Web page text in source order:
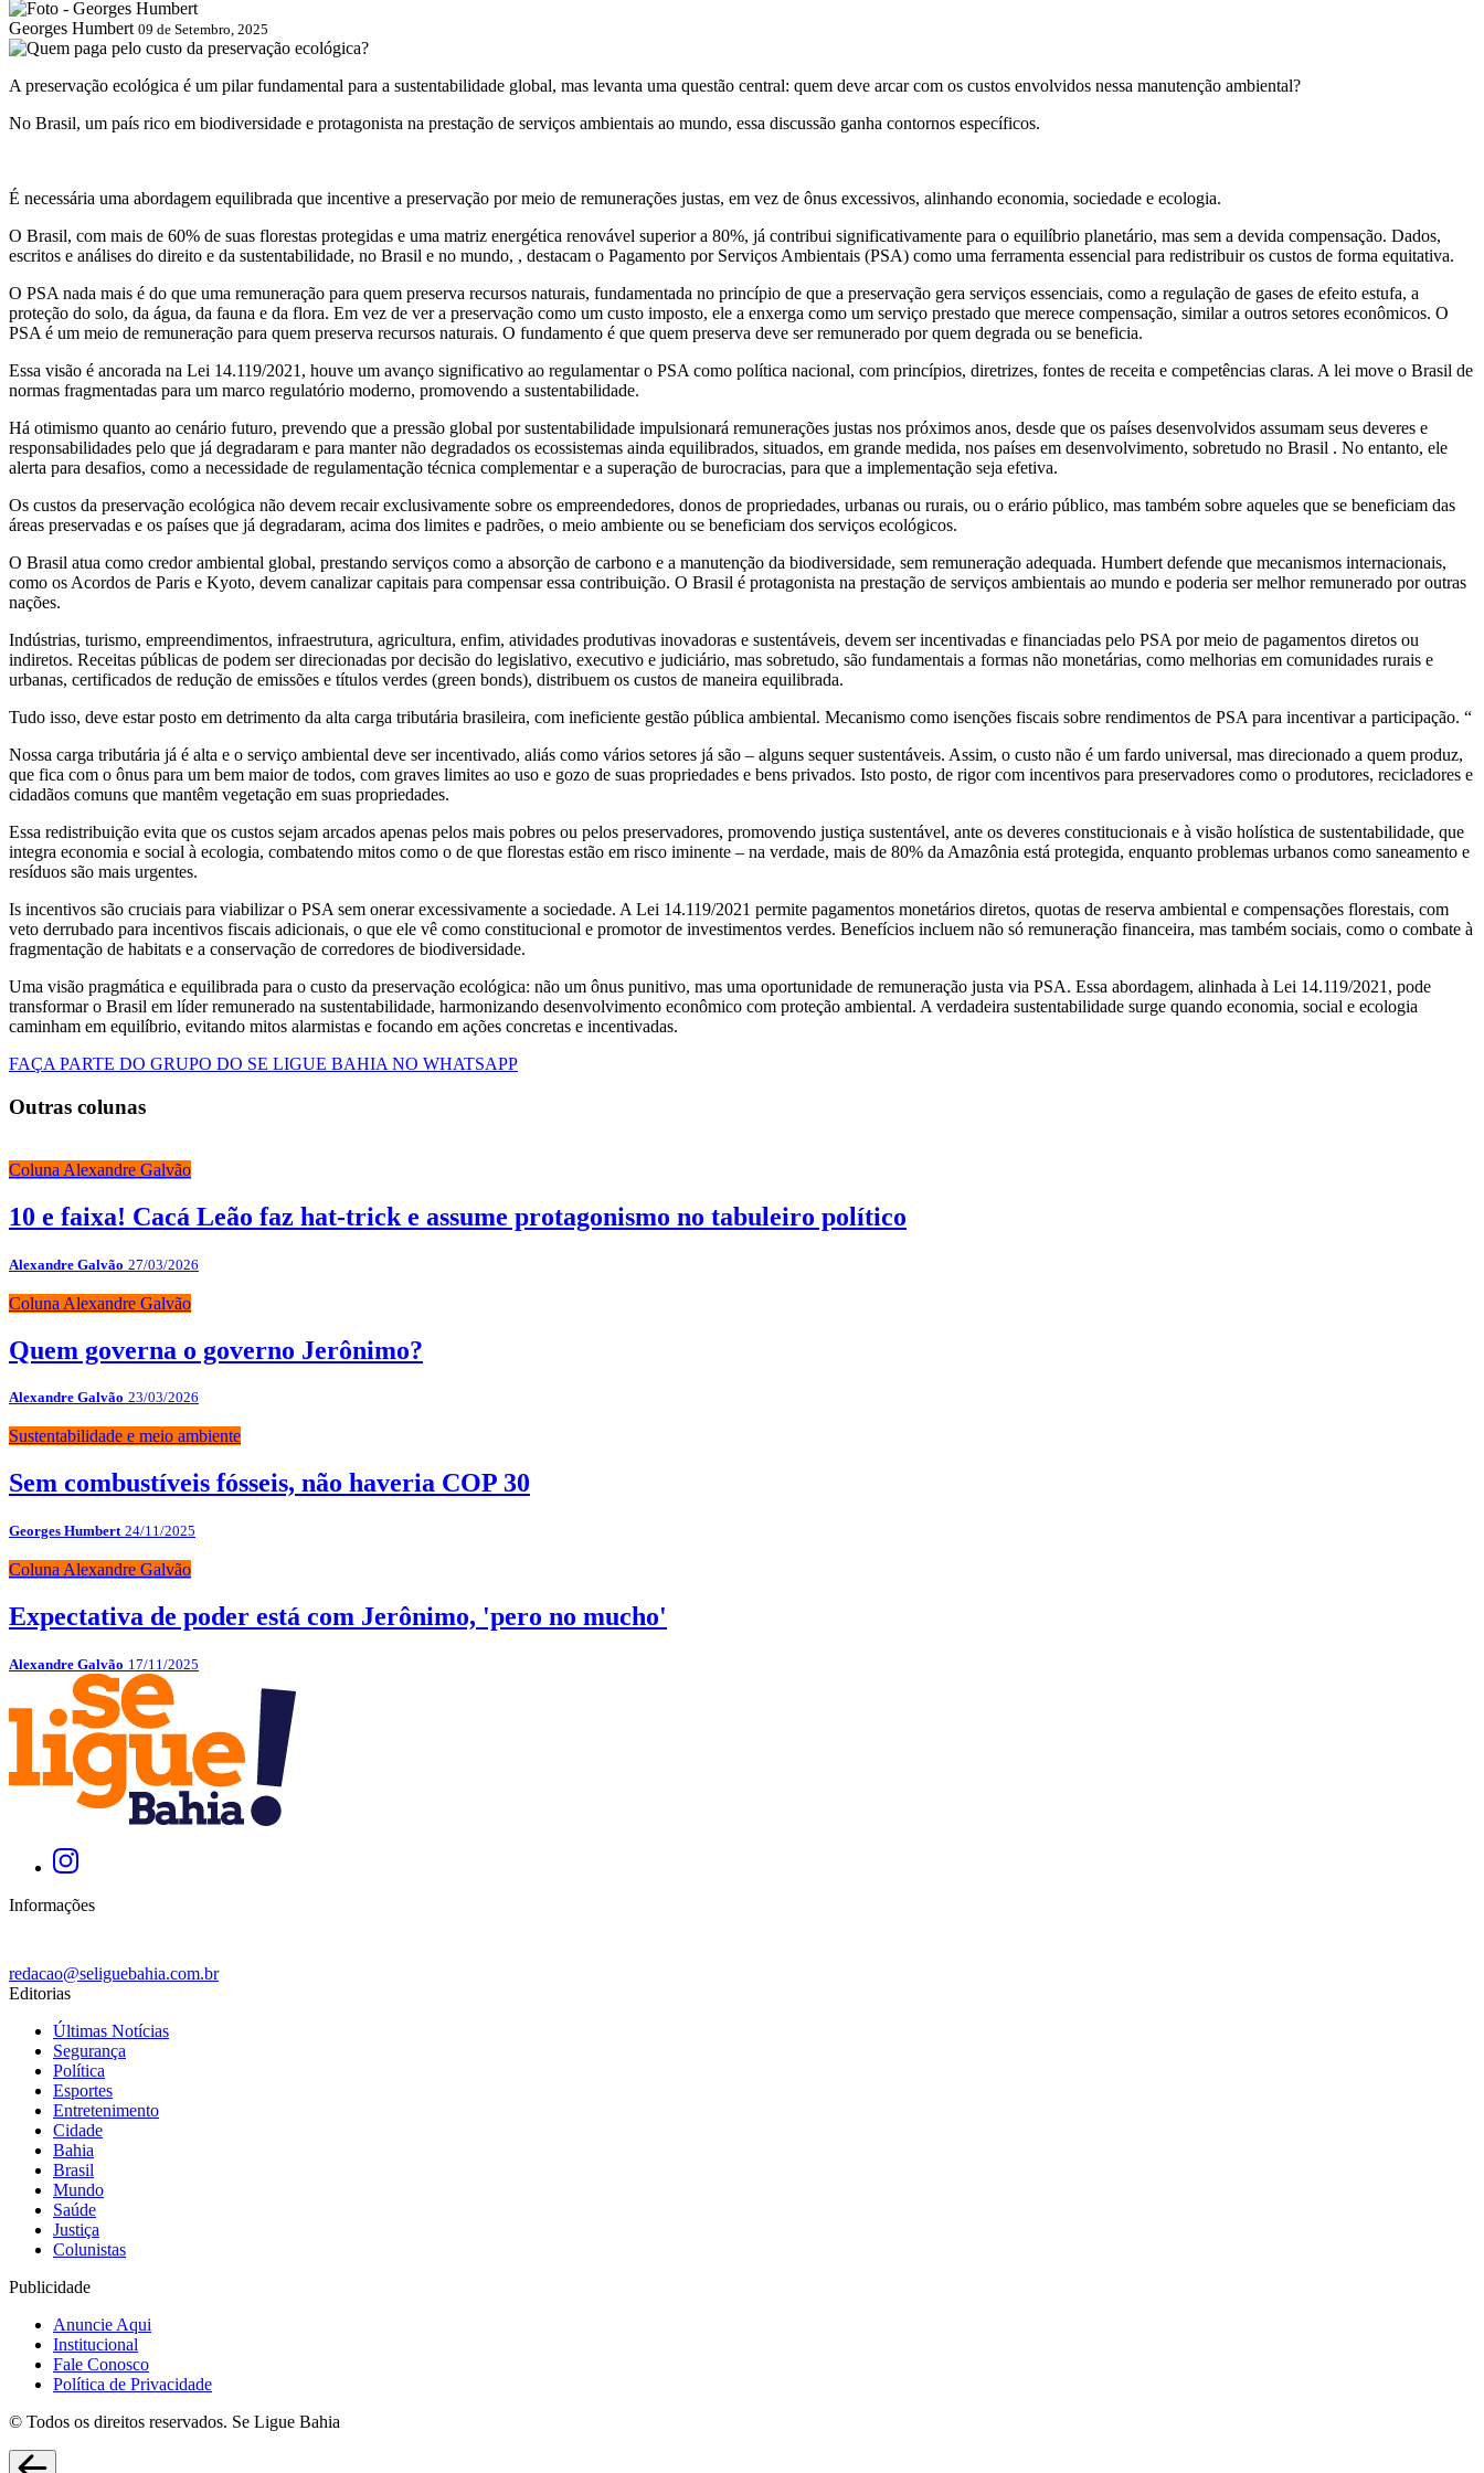
Georges Humbert 09 de Setembro, 2025
A preservação ecológica é um pilar fundamental para a sustentabilidade global, mas levanta uma questão central: quem deve arcar com os custos envolvidos nessa manutenção ambiental?
No Brasil, um país rico em biodiversidade e protagonista na prestação de serviços ambientais ao mundo, essa discussão ganha contornos específicos.
É necessária uma abordagem equilibrada que incentive a preservação por meio de remunerações justas, em vez de ônus excessivos, alinhando economia, sociedade e ecologia.
O Brasil, com mais de 60% de suas florestas protegidas e uma matriz energética renovável superior a 80%, já contribui significativamente para o equilíbrio planetário, mas sem a devida compensação. Dados,
escritos e análises do direito e da sustentabilidade, no Brasil e no mundo, , destacam o Pagamento por Serviços Ambientais (PSA) como uma ferramenta essencial para redistribuir os custos de forma equitativa.
O PSA nada mais é do que uma remuneração para quem preserva recursos naturais, fundamentada no princípio de que a preservação gera serviços essenciais, como a regulação de gases de efeito estufa, a
proteção do solo, da água, da fauna e da flora. Em vez de ver a preservação como um custo imposto, ele a enxerga como um serviço prestado que merece compensação, similar a outros setores econômicos. O
PSA é um meio de remuneração para quem preserva recursos naturais. O fundamento é que quem preserva deve ser remunerado por quem degrada ou se beneficia.
Essa visão é ancorada na Lei 14.119/2021, houve um avanço significativo ao regulamentar o PSA como política nacional, com princípios, diretrizes, fontes de receita e competências claras. A lei move o Brasil de
normas fragmentadas para um marco regulatório moderno, promovendo a sustentabilidade.
Há otimismo quanto ao cenário futuro, prevendo que a pressão global por sustentabilidade impulsionará remunerações justas nos próximos anos, desde que os países desenvolvidos assumam seus deveres e
responsabilidades pelo que já degradaram e para manter não degradados os ecossistemas ainda equilibrados, situados, em grande medida, nos países em desenvolvimento, sobretudo no Brasil . No entanto, ele
alerta para desafios, como a necessidade de regulamentação técnica complementar e a superação de burocracias, para que a implementação seja efetiva.
Os custos da preservação ecológica não devem recair exclusivamente sobre os empreendedores, donos de propriedades, urbanas ou rurais, ou o erário público, mas também sobre aqueles que se beneficiam das
áreas preservadas e os países que já degradaram, acima dos limites e padrões, o meio ambiente ou se beneficiam dos serviços ecológicos.
O Brasil atua como credor ambiental global, prestando serviços como a absorção de carbono e a manutenção da biodiversidade, sem remuneração adequada. Humbert defende que mecanismos internacionais,
como os Acordos de Paris e Kyoto, devem canalizar capitais para compensar essa contribuição. O Brasil é protagonista na prestação de serviços ambientais ao mundo e poderia ser melhor remunerado por outras
nações.
Indústrias, turismo, empreendimentos, infraestrutura, agricultura, enfim, atividades produtivas inovadoras e sustentáveis, devem ser incentivadas e financiadas pelo PSA por meio de pagamentos diretos ou
indiretos. Receitas públicas de podem ser direcionadas por decisão do legislativo, executivo e judiciário, mas sobretudo, são fundamentais a formas não monetárias, como melhorias em comunidades rurais e
urbanas, certificados de redução de emissões e títulos verdes (green bonds), distribuem os custos de maneira equilibrada.
Tudo isso, deve estar posto em detrimento da alta carga tributária brasileira, com ineficiente gestão pública ambiental. Mecanismo como isenções fiscais sobre rendimentos de PSA para incentivar a participação. “
Nossa carga tributária já é alta e o serviço ambiental deve ser incentivado, aliás como vários setores já são – alguns sequer sustentáveis. Assim, o custo não é um fardo universal, mas direcionado a quem produz,
que fica com o ônus para um bem maior de todos, com graves limites ao uso e gozo de suas propriedades e bens privados. Isto posto, de rigor com incentivos para preservadores como o produtores, recicladores e
cidadãos comuns que mantêm vegetação em suas propriedades.
Essa redistribuição evita que os custos sejam arcados apenas pelos mais pobres ou pelos preservadores, promovendo justiça sustentável, ante os deveres constitucionais e à visão holística de sustentabilidade, que
integra economia e social à ecologia, combatendo mitos como o de que florestas estão em risco iminente – na verdade, mais de 80% da Amazônia está protegida, enquanto problemas urbanos como saneamento e
resíduos são mais urgentes.
Is incentivos são cruciais para viabilizar o PSA sem onerar excessivamente a sociedade. A Lei 14.119/2021 permite pagamentos monetários diretos, quotas de reserva ambiental e compensações florestais, com
veto derrubado para incentivos fiscais adicionais, o que ele vê como constitucional e promotor de investimentos verdes. Benefícios incluem não só remuneração financeira, mas também sociais, como o combate à
fragmentação de habitats e a conservação de corredores de biodiversidade.
Uma visão pragmática e equilibrada para o custo da preservação ecológica: não um ônus punitivo, mas uma oportunidade de remuneração justa via PSA. Essa abordagem, alinhada à Lei 14.119/2021, pode
transformar o Brasil em líder remunerado na sustentabilidade, harmonizando desenvolvimento econômico com proteção ambiental. A verdadeira sustentabilidade surge quando economia, social e ecologia
caminham em equilíbrio, evitando mitos alarmistas e focando em ações concretas e incentivadas.
FAÇA PARTE DO GRUPO DO SE LIGUE BAHIA NO WHATSAPP
Outras colunas
Coluna Alexandre Galvão
10 e faixa! Cacá Leão faz hat-trick e assume protagonismo no tabuleiro político
Alexandre Galvão 27/03/2026
Coluna Alexandre Galvão
Quem governa o governo Jerônimo?
Alexandre Galvão 23/03/2026
Sustentabilidade e meio ambiente
Sem combustíveis fósseis, não haveria COP 30
Georges Humbert 24/11/2025
Coluna Alexandre Galvão
Expectativa de poder está com Jerônimo, 'pero no mucho'
Alexandre Galvão 17/11/2025
Informações
redacao@seliguebahia.com.br
Editorias
Últimas Notícias
Segurança
Política
Esportes
Entretenimento
Cidade
Bahia
Brasil
Mundo
Saúde
Justiça
Colunistas
Publicidade
Anuncie Aqui
Institucional
Fale Conosco
Política de Privacidade
© Todos os direitos reservados. Se Ligue Bahia